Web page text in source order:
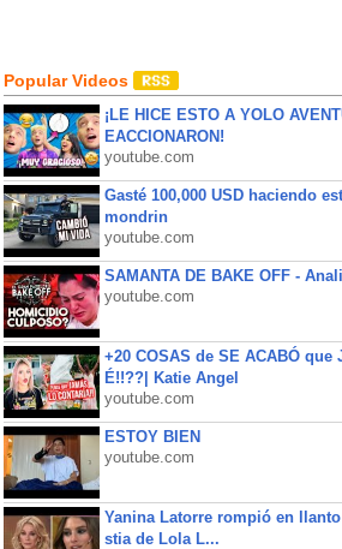
Popular Videos
¡LE HICE ESTO A YOLO
EACCIONARON!
youtube.com
Gasté 100,000 USD haciendo
mondrin
youtube.com
SAMANTA DE BAKE OFF -
youtube.com
+20 COSAS de SE ACABÓ que
É!!??| Katie Angel
youtube.com
ESTOY BIEN
youtube.com
Yanina Latorre rompió en
stia de Lola L...